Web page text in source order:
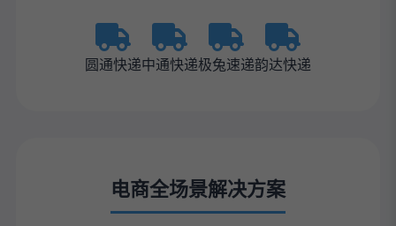
圆通快递中通快递极兔速递韵达快递
电商全场景解决方案